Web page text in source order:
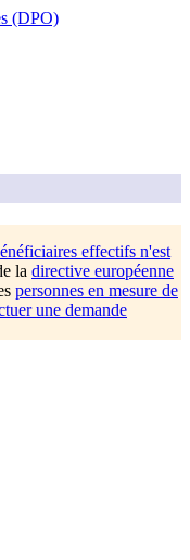
(DPO)
effectifs n'est
la directive européenne
personnes en mesure de
une demande